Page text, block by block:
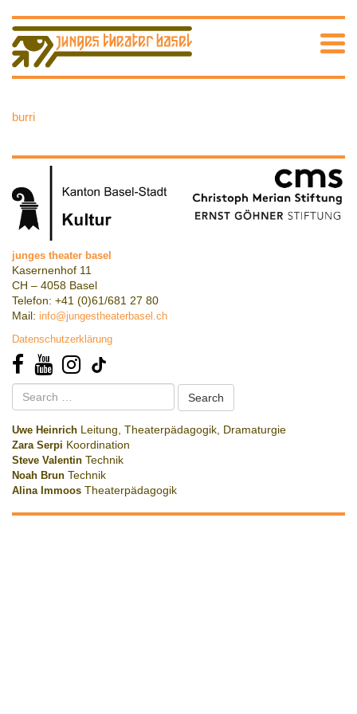
burri
junges theater basel
Kasernenhof 11
CH – 4058 Basel
Telefon: +41 (0)61/681 27 80
Mail: info@jungestheaterbasel.ch
Datenschutzerklärung
Search
for:
Uwe Heinrich Leitung, Theaterpädagogik, Dramaturgie
Zara Serpi Koordination
Steve Valentin Technik
Noah Brun Technik
Alina Immoos Theaterpädagogik